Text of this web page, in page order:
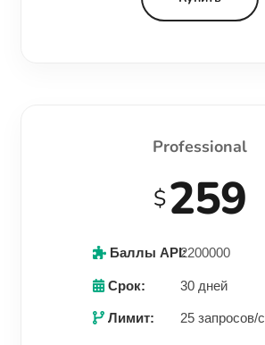
Professional
$259
Баллы API:2200000
Срок: 30 дней
Лимит: 25 запросов/с